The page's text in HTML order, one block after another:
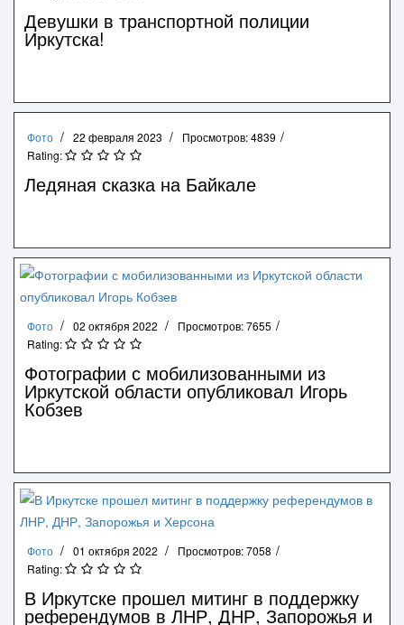
Девушки в транспортной полиции
Иркутска!
Фото 22 февраля 2023
Просмотров: 4839
Rating:
Ледяная сказка на Байкале
Фото 02 октября 2022
Просмотров: 7655
Rating:
Фотографии с мобилизованными из
Иркутской области опубликовал Игорь
Кобзев
Фото 01 октября 2022
Просмотров: 7058
Rating:
В Иркутске прошел митинг в поддержку
референдумов в ЛНР, ДНР, Запорожья и